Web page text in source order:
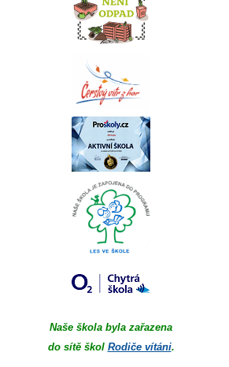
Naše škola byla zařazena
do sítě škol Rodiče vítáni.